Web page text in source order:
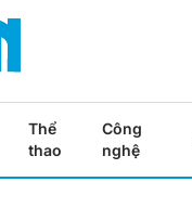
Thể
thao
Công
nghệ